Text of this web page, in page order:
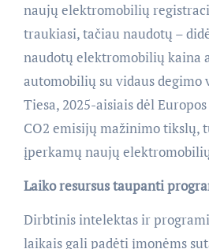
naujų elektromobilių
traukiasi, tačiau naudotų –
naudotų elektromobilių kaina
automobilių su vidaus degimo
Tiesa, 2025-aisiais dėl
CO2 emisijų mažinimo tikslų,
įperkamų naujų
Laiko resursus taupanti
Dirbtinis intelektas ir
laikais gali padėti įmonėms